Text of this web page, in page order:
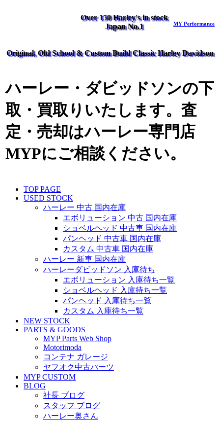
Over 150 Harley's in stock
Japan No.1
MY Performance
Original, Old School & Custom Build Classic Harley Davidson
ハーレー・ダビッドソンの下
取・買取りいたします。査
定・売却はハーレー専門店
MYPにご相談ください。
TOP PAGE
USED STOCK
ハーレー 中古 国内在庫
エボリューション 中古 国内在庫
ショベルヘッド 中古車 国内在庫
パンヘッド 中古車 国内在庫
カスタム 中古車 国内在庫
ハーレー 新車 国内在庫
ハーレーダビッドソン 入庫待ち
エボリューション 入庫待ち一覧
ショベルヘッド 入庫待ち一覧
パンヘッド 入庫待ち一覧
カスタム 入庫待ち一覧
NEW STOCK
PARTS & GOODS
MYP Parts Web Shop
Motorimoda
コンテナ ガレージ
ヤフオク中古パーツ
MYP CUSTOM
BLOG
社長 ブログ
スタッフ ブログ
ハーレー奥さん